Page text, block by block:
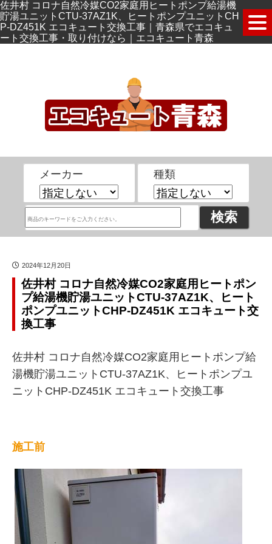
佐井村 コロナ自然冷媒CO2家庭用ヒートポンプ給湯機
貯湯ユニットCTU-37AZ1K、ヒートポンプユニットCH
P-DZ451K エコキュート交換工事｜青森県でエコキュ
ート交換工事・取り付けなら｜エコキュート青森
メーカー 種類
2024年12月20日
佐井村 コロナ自然冷媒CO2家庭用ヒートポン
プ給湯機貯湯ユニットCTU-37AZ1K、ヒート
ポンプユニットCHP-DZ451K エコキュート交
換工事
佐井村 コロナ自然冷媒CO2家庭用ヒートポンプ給
湯機貯湯ユニットCTU-37AZ1K、ヒートポンプユ
ニットCHP-DZ451K エコキュート交換工事
施工前